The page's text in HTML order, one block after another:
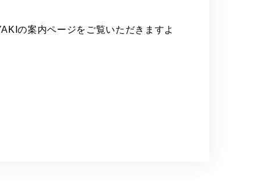
の案内ページをご覧いただきますよ